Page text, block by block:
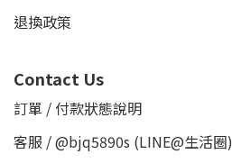
退換政策
Contact Us
訂單 / 付款狀態說明
客服 /@bjq5890s (LINE@生活圈)